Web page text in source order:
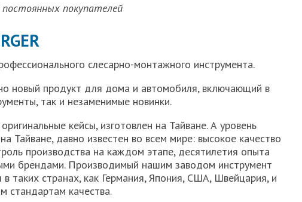
постоянных покупателей
слесарно-монтажного инструмента.
новый продукт для дома и автомобиля, включающий в
так и незаменимые новинки.
кейсы, изготовлен на Тайване. А уровень
Тайване, давно известен во всем мире: высокое качество
производства на каждом этапе, десятилетия опыта
брендами. Производимый нашим заводом инструмент
таких странах, как Германия, Япония, США, Швейцария, и
стандартам качества.